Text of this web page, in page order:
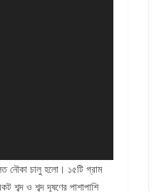
নৌকা চালু হলো। ১৫টি গ্রাম
শব্দ ও শব্দ দূষণের পাশাপাশি